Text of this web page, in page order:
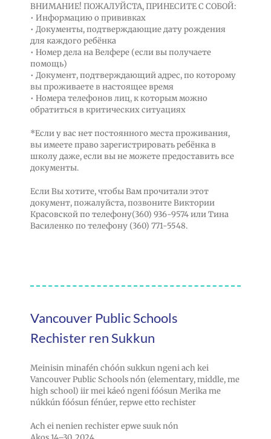
ВНИМАНИЕ! ПОЖАЛУЙСТА, ПРИНЕСИТЕ С СОБОЙ:
• Информацию о прививках
• Документы, подтверждающие дату рождения
для каждого ребёнка
• Номер дела на Велфере (если вы получаете
помощь)
• Документ, подтверждающий адрес, по которому
вы проживаете в настоящее время
• Номера телефонов лиц, к которым можно
обратиться в критических ситуациях
*Если у вас нет постоянного места проживания,
вы имеете право зарегистрировать ребёнка в
школу даже, если вы не можете предоставить все
документы.
Если Вы хотите, чтобы Вам прочитали этот
документ, пожалуйста, позвоните Виктории
Красовской по телефону(360) 936-9574 или Тина
Василенко по телефону (360) 771-5548.
Vancouver Public Schools
Rechister ren Sukkun
Meinisin minafén chóón sukkun ngeni ach kei
Vancouver Public Schools nón (elementary, middle, me
high school) iir mei káeó ngeni fóósun Merika me
núkkún fóósun fénúer, repwe etto rechister
Ach ei nenien rechister epwe suuk nón